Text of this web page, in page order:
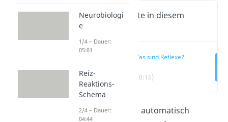
Wichtige Inhalte in diesem
Video
Was sind Reflexe?
(00:15)
EinReflexist eine automatisch
Neurobiologi
e
1/4 – Dauer:
05:01
Reiz-
Reaktions-
Schema
2/4 – Dauer:
04:44